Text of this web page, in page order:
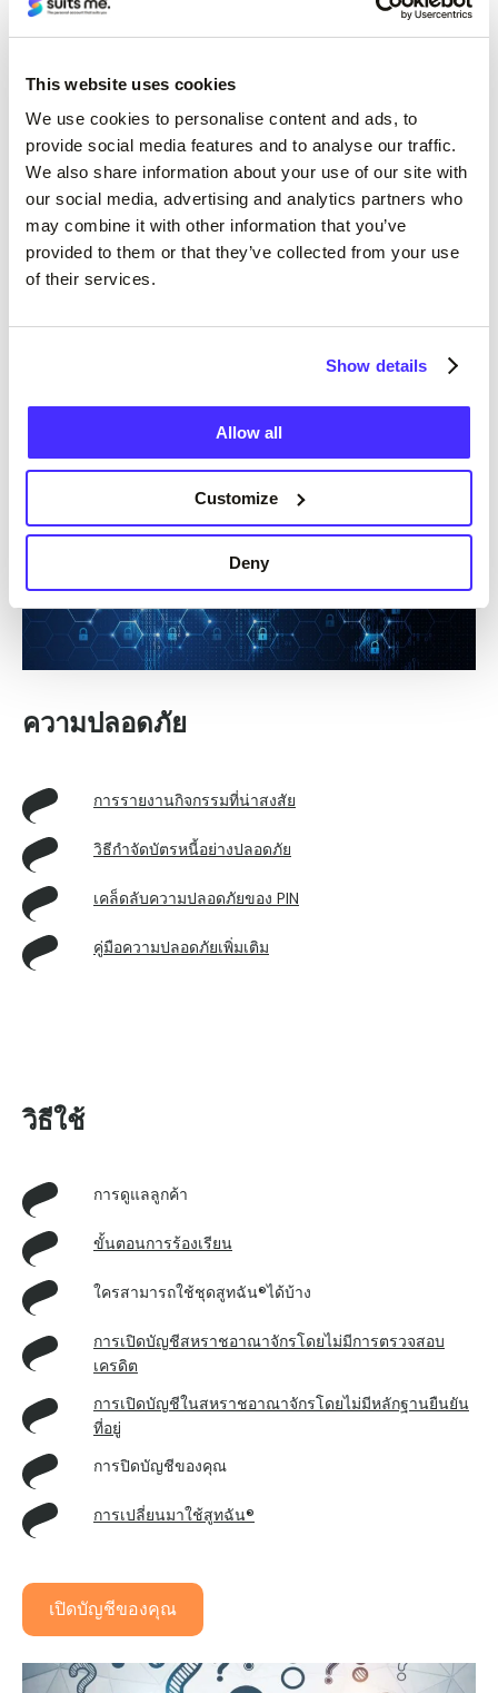
This website uses cookies
We use cookies to personalise content and ads, to
provide social media features and to analyse our traffic.
We also share information about your use of our site with
our social media, advertising and analytics partners who
may combine it with other information that you’ve
provided to them or that they’ve collected from your use
of their services.
Show details
Allow all
Customize
Deny
ความปลอดภัย
การรายงานกิจกรรมที่น่าสงสัย
วิธีกําจัดบัตรหนี้อย่างปลอดภัย
เคล็ดลับความปลอดภัยของ PIN
คู่มือความปลอดภัยเพิ่มเติม
วิธีใช้
การดูแลลูกค้า
ขั้นตอนการร้องเรียน
ใครสามารถใช้ชุดสูทฉัน®ได้บ้าง
การเปิดบัญชีสหราชอาณาจักรโดยไม่มีการตรวจสอบ
เครดิต
การเปิดบัญชีในสหราชอาณาจักรโดยไม่มีหลักฐานยืนยัน
ที่อยู่
การปิดบัญชีของคุณ
การเปลี่ยนมาใช้สูทฉัน®
เปิดบัญชีของคุณ